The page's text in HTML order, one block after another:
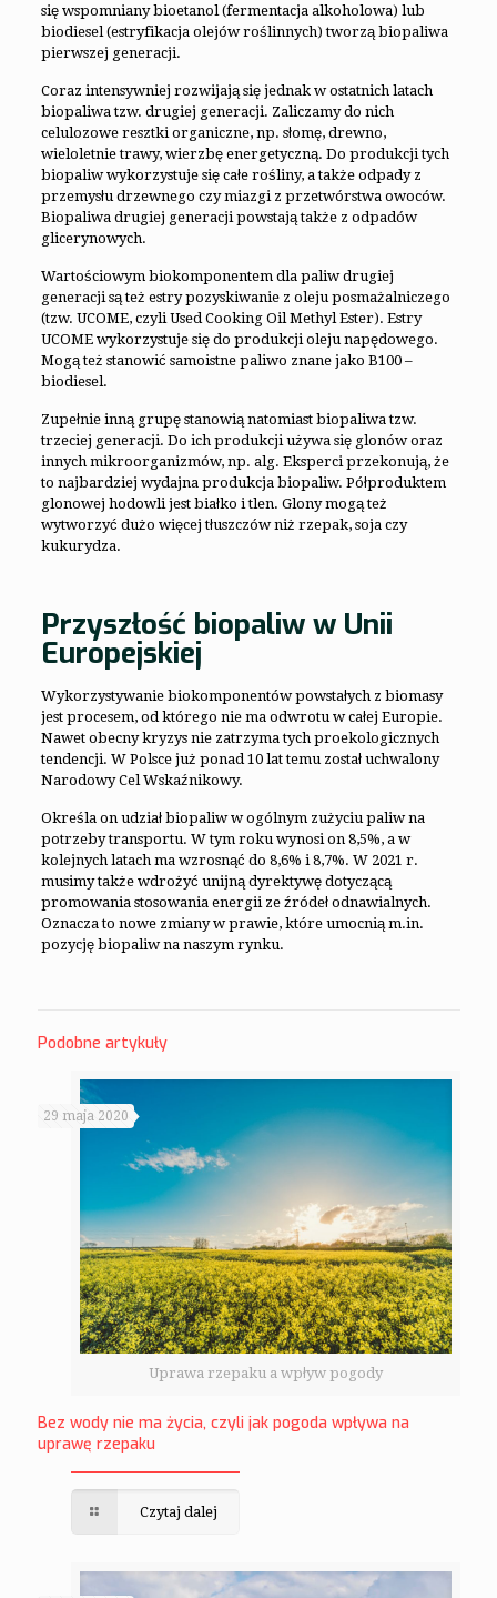
się wspomniany bioetanol (fermentacja alkoholowa) lub
biodiesel (estryfikacja olejów roślinnych) tworzą biopaliwa
pierwszej generacji.
Coraz intensywniej rozwijają się jednak w ostatnich latach
biopaliwa tzw. drugiej generacji. Zaliczamy do nich
celulozowe resztki organiczne, np. słomę, drewno,
wieloletnie trawy, wierzbę energetyczną. Do produkcji tych
biopaliw wykorzystuje się całe rośliny, a także odpady z
przemysłu drzewnego czy miazgi z przetwórstwa owoców.
Biopaliwa drugiej generacji powstają także z odpadów
glicerynowych.
Wartościowym biokomponentem dla paliw drugiej
generacji są też estry pozyskiwanie z oleju posmażalniczego
(tzw. UCOME, czyli Used Cooking Oil Methyl Ester). Estry
UCOME wykorzystuje się do produkcji oleju napędowego.
Mogą też stanowić samoistne paliwo znane jako B100 –
biodiesel.
Zupełnie inną grupę stanowią natomiast biopaliwa tzw.
trzeciej generacji. Do ich produkcji używa się glonów oraz
innych mikroorganizmów, np. alg. Eksperci przekonują, że
to najbardziej wydajna produkcja biopaliw. Półproduktem
glonowej hodowli jest białko i tlen. Glony mogą też
wytworzyć dużo więcej tłuszczów niż rzepak, soja czy
kukurydza.
Przyszłość biopaliw w Unii
Europejskiej
Wykorzystywanie biokomponentów powstałych z biomasy
jest procesem, od którego nie ma odwrotu w całej Europie.
Nawet obecny kryzys nie zatrzyma tych proekologicznych
tendencji. W Polsce już ponad 10 lat temu został uchwalony
Narodowy Cel Wskaźnikowy.
Określa on udział biopaliw w ogólnym zużyciu paliw na
potrzeby transportu. W tym roku wynosi on 8,5%, a w
kolejnych latach ma wzrosnąć do 8,6% i 8,7%. W 2021 r.
musimy także wdrożyć unijną dyrektywę dotyczącą
promowania stosowania energii ze źródeł odnawialnych.
Oznacza to nowe zmiany w prawie, które umocnią m.in.
pozycję biopaliw na naszym rynku.
Podobne artykuły
Uprawa rzepaku a wpływ pogody
29 maja 2020
Bez wody nie ma życia, czyli jak pogoda wpływa na
uprawę rzepaku
Czytaj dalej